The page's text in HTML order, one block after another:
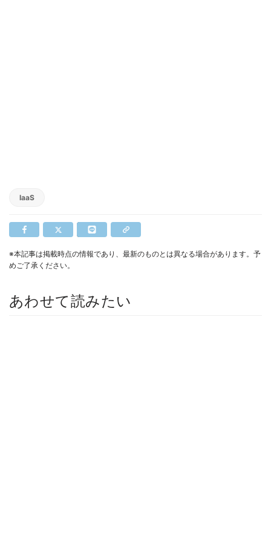
IaaS
※本記事は掲載時点の情報であり、最新のものとは異なる場合があります。予
めご了承ください。
あわせて読みたい